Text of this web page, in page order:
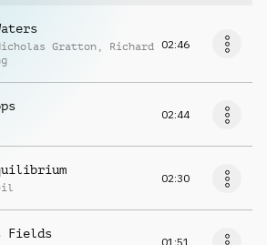
Gratton , Richard
02:46
02:44
02:30
Fields
01:51